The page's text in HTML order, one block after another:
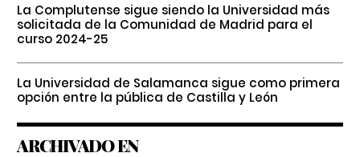
La Complutense sigue siendo la Universidad más
solicitada de la Comunidad de Madrid para el
curso 2024-25
La Universidad de Salamanca sigue como primera
opción entre la pública de Castilla y León
ARCHIVADO EN